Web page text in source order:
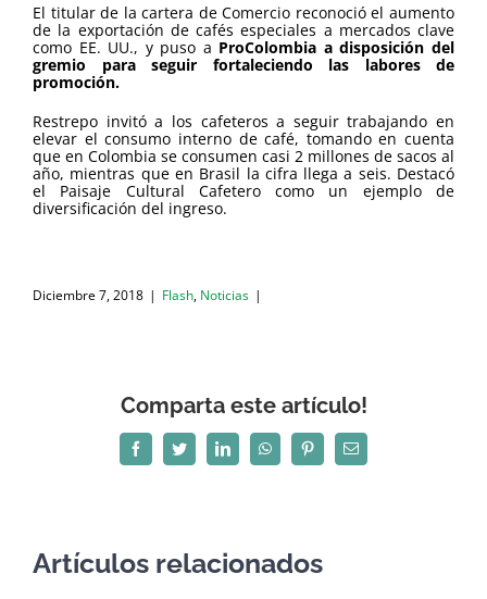
El titular de la cartera de Comercio reconoció el aumento
de la exportación de cafés especiales a mercados clave
como EE. UU., y puso a ProColombia a disposición del
gremio para seguir fortaleciendo las labores de
promoción.
Restrepo invitó a los cafeteros a seguir trabajando en
elevar el consumo interno de café, tomando en cuenta
que en Colombia se consumen casi 2 millones de sacos al
año, mientras que en Brasil la cifra llega a seis. Destacó
el Paisaje Cultural Cafetero como un ejemplo de
diversificación del ingreso.
Diciembre 7, 2018 | Flash, Noticias |
Comparta este artículo!
FacebookTwitterLinkedInWhatsAppPinterestCorreo
electrónico
Artículos relacionados